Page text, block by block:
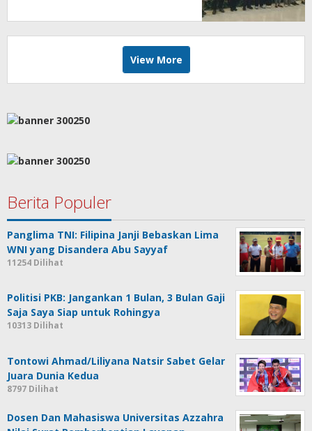
View More
Berita Populer
Panglima TNI: Filipina Janji Bebaskan Lima
WNI yang Disandera Abu Sayyaf
11254 Dilihat
Politisi PKB: Jangankan 1 Bulan, 3 Bulan Gaji
Saja Saya Siap untuk Rohingya
10313 Dilihat
Tontowi Ahmad/Liliyana Natsir Sabet Gelar
Juara Dunia Kedua
8797 Dilihat
Dosen Dan Mahasiswa Universitas Azzahra